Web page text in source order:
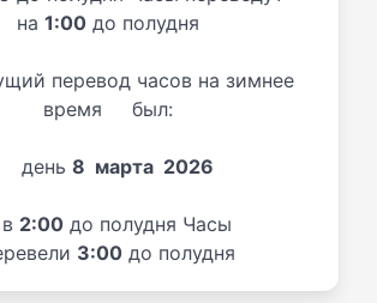
на 1:00 до полудня
перевод часов на зимнее
время был:
день 8 марта 2026
2:00 до полудня Часы
3:00до полудня